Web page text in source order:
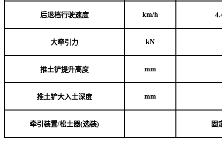
后退档行驶速度 km/h
大牵引力 kN
推土铲提升高度 mm
推土铲大入土深度 mm
牵引装置/松土器(选装) 固